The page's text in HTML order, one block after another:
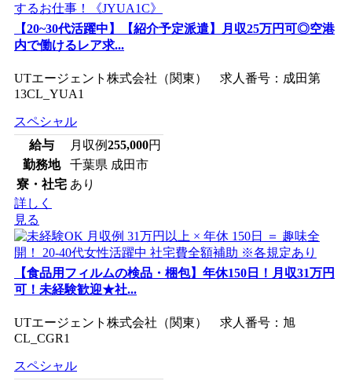
【20~30代活躍中】【紹介予定派遣】月収25万円可◎空港
内で働けるレア求...
UTエージェント株式会社（関東） 求人番号：成田第
13CL_YUA1
スペシャル
給与
月収例255,000円
勤務地
千葉県 成田市
寮・社宅 あり
詳しく
見る
【食品用フィルムの検品・梱包】年休150日！月収31万円
可！未経験歓迎★社...
UTエージェント株式会社（関東） 求人番号：旭
CL_CGR1
スペシャル